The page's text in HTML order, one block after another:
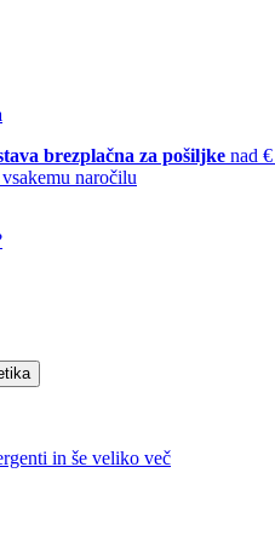
brezplačna za pošiljke nad
naročilu
in še veliko več